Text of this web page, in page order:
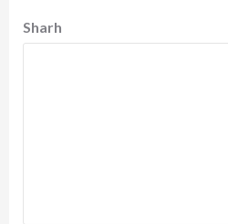
Sharh